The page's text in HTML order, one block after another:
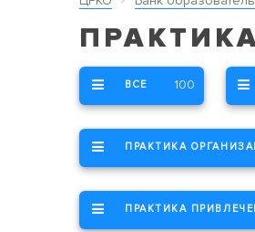
ВСЕ 100
ПРАКТИКА
ПРАКТИКА